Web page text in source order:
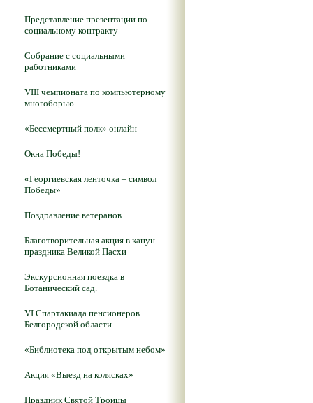
Представление презентации по
социальному контракту
Собрание с социальными
работниками
VIII чемпионата по компьютерному
многоборью
«Бессмертный полк» онлайн
Окна Победы!
«Георгиевская ленточка – символ
Победы»
Поздравление ветеранов
Благотворительная акция в канун
праздника Великой Пасхи
Экскурсионная поездка в
Ботанический сад.
VI Спартакиада пенсионеров
Белгородской области
«Библиотека под открытым небом»
Акция «Выезд на колясках»
Праздник Святой Троицы